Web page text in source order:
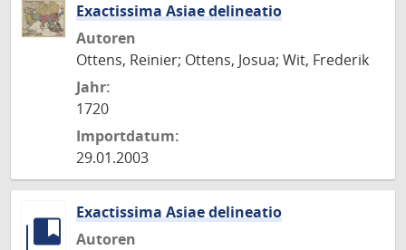
Exactissima Asiae delineatio
Autoren
Ottens, Reinier; Ottens, Josua; Wit, Frederik
Jahr:
1720
Importdatum:
29.01.2003
Exactissima Asiae delineatio
Autoren